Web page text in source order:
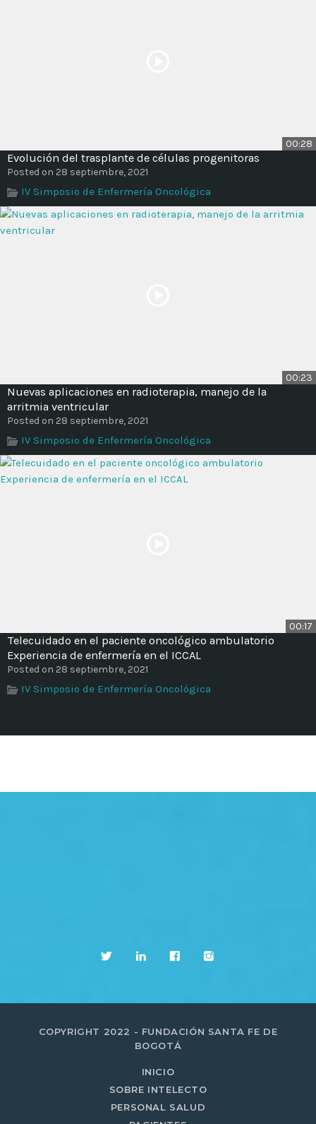
00:28
Evolución del trasplante de células progenitoras
Posted on 28 septiembre, 2021
IV Simposio de Enfermería Oncológica
00:23
Nuevas aplicaciones en radioterapia, manejo de la
arritmia ventricular
Posted on 28 septiembre, 2021
IV Simposio de Enfermería Oncológica
00:17
Telecuidado en el paciente oncológico ambulatorio
Experiencia de enfermería en el ICCAL
Posted on 28 septiembre, 2021
IV Simposio de Enfermería Oncológica
COPYRIGHT 2022 - FUNDACIÓN SANTA FE DE
BOGOTÁ
INICIO
SOBRE INTELECTO
PERSONAL SALUD